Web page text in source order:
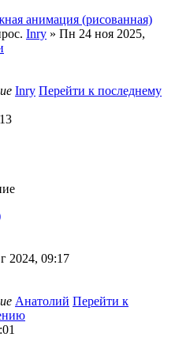
анимация (рисованная)
Inry » Пн 24 ноя 2025,
Inry Перейти к последнему
2024, 09:17
Анатолий Перейти к